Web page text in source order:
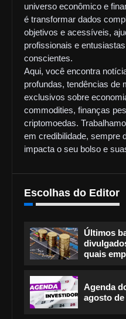
universo econômico e
é transformar dados
objetivos e acessíveis,
profissionais e
conscientes.
Aqui, você encontra
profundas, tendências de
exclusivos sobre
commodities, finanças
criptomoedas.
em credibilidade, sempre
impacta o seu bolso e
Escolhas do Editor
Últimos
quais
Agenda
agosto de